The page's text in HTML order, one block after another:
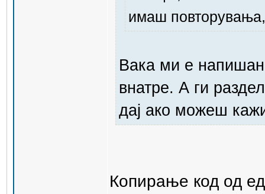
имаш
Вака ми е напишан
внатре. А ги
дај ако можеш
Копирање код од